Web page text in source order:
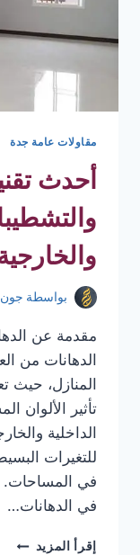
مقاولات عامة جدة
أحدث
بواسطة
مقدمة عن
الدهانات من
المنازل،
تأثير الألوان
الداخلية
للتغيرات
في المساحات.
في الدهانات…
إقرأ المزيد أحدث